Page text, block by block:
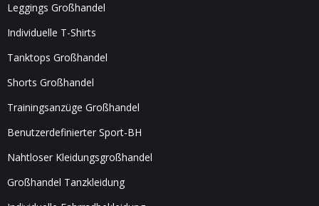
Leggings Großhandel
Individuelle T-Shirts
Tanktops Großhandel
Shorts Großhandel
Trainingsanzüge Großhandel
Benutzerdefinierter Sport-BH
Nahtloser Kleidungsgroßhandel
Großhandel Tanzkleidung